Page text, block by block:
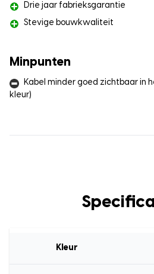
Drie jaar fabrieksgarantie
Stevige bouwkwaliteit
Minpunten
Kabel minder goed zichtbaar in
kleur)
Kleur